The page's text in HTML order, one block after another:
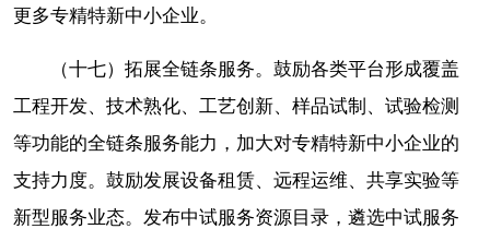
更多专精特新中小企业。
（十七）拓展全链条服务。鼓励各类平台形成覆盖
工程开发、技术熟化、工艺创新、样品试制、试验检测
等功能的全链条服务能力，加大对专精特新中小企业的
支持力度。鼓励发展设备租赁、远程运维、共享实验等
新型服务业态。发布中试服务资源目录，遴选中试服务